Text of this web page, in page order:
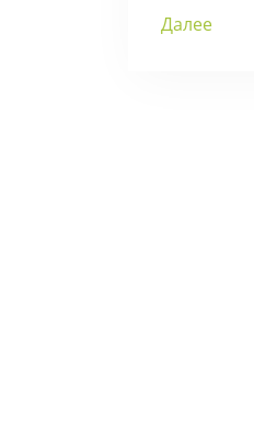
Далее